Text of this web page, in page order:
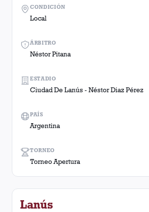
ÁRBITRO
Néstor Pitana
TORNEO
Torneo Apertura
CONDICIÓN
Local
ESTADIO
Ciudad De Lanús - Néstor Diaz Pérez
PAÍS
Argentina
Lanús